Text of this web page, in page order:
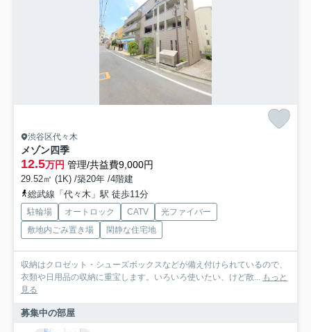
渋谷区代々木
メゾン四季
12.5万円 管理/共益費9,000円
29.52㎡ (1K) /築20年 /4階建
総武線「代々木」駅 徒歩11分
駐輪場 オートロック CATV
光ファイバー
敷地内ごみ置き場
閑静な住宅地
収納はクロゼット・シューズボックスなどが備え付けられているので、
衣類や日用品の収納に重宝します。いろいろ使いたい、けど散... もっと
見る
募集中の部屋